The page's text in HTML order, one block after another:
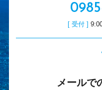
[ 受付 ]
メールで